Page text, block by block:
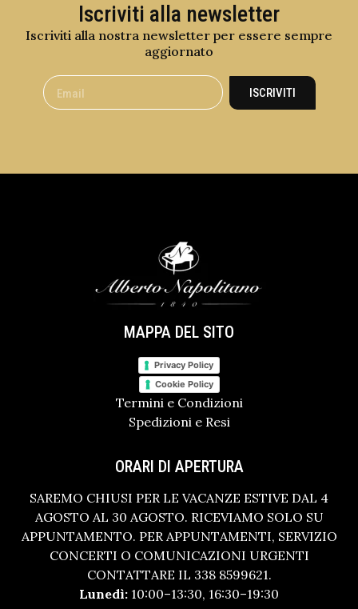
Iscriviti alla newsletter
Iscriviti alla nostra newsletter per essere sempre
aggiornato
ISCRIVITI
MAPPA DEL SITO
Privacy Policy
Cookie Policy
Termini e Condizioni
Spedizioni e Resi
ORARI DI APERTURA
SAREMO CHIUSI PER LE VACANZE ESTIVE DAL 4
AGOSTO AL 30 AGOSTO. RICEVIAMO SOLO SU
APPUNTAMENTO. PER APPUNTAMENTI, SERVIZIO
CONCERTI O COMUNICAZIONI URGENTI
CONTATTARE IL 338 8599621.
Lunedì: 10:00–13:30, 16:30–19:30